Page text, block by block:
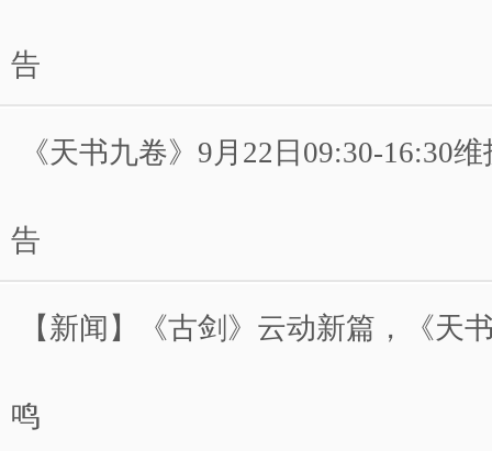
告
《天书九卷》9月22日09:30-16:30
告
【新闻】《古剑》云动新篇，《天
鸣